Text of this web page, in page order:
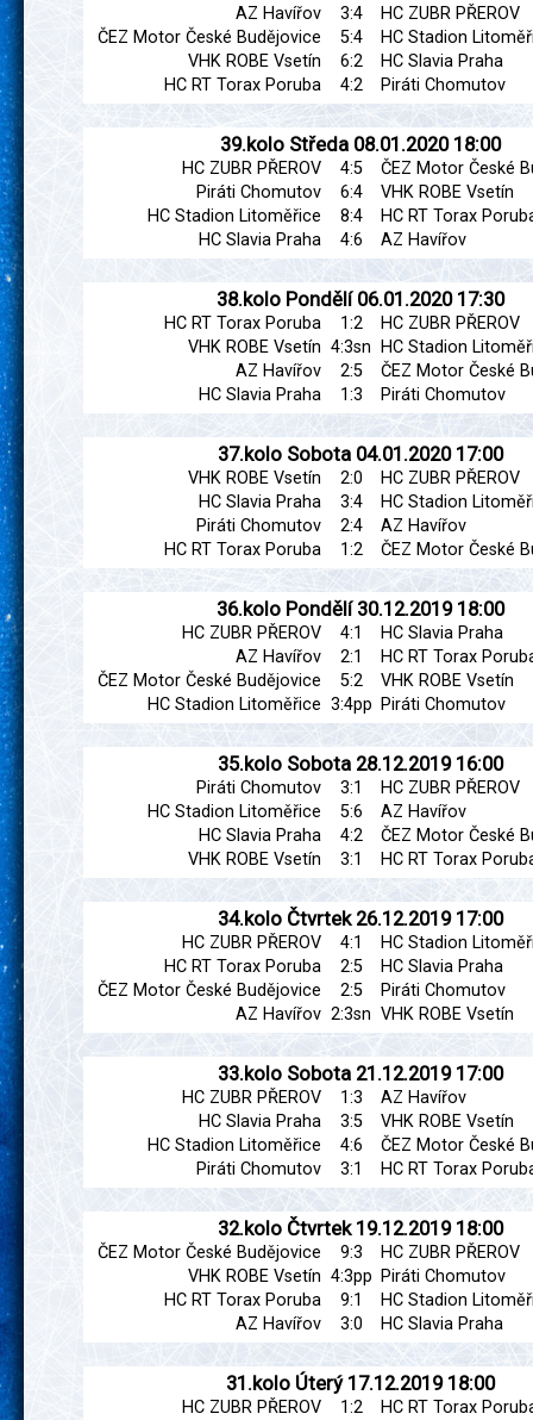
AZ Havířov 3:4
HC ZUBR PŘEROV
ČEZ Motor České Budějovice
5:4
HC Stadion
VHK ROBE Vsetín
6:2
HC Slavia Praha
HC RT Torax Poruba
4:2 Piráti Chomutov
39.kolo Středa 08.01.2020 18:00
HC ZUBR PŘEROV 4:5
ČEZ Motor České
Piráti Chomutov
6:4
VHK ROBE Vsetín
HC Stadion Litoměřice
8:4
HC RT Torax
HC Slavia Praha
4:6 AZ Havířov
38.kolo Pondělí 06.01.2020 17:30
HC RT Torax Poruba 1:2
HC ZUBR PŘEROV
VHK ROBE Vsetín 4:3sn
HC Stadion
AZ Havířov
2:5
ČEZ Motor České
HC Slavia Praha
1:3 Piráti Chomutov
37.kolo Sobota 04.01.2020 17:00
VHK ROBE Vsetín 2:0
HC ZUBR PŘEROV
HC Slavia Praha
3:4
HC Stadion
Piráti Chomutov
2:4
AZ Havířov
HC RT Torax Poruba
1:2 ČEZ Motor České
36.kolo Pondělí 30.12.2019 18:00
HC ZUBR PŘEROV 4:1
HC Slavia Praha
AZ Havířov
2:1
HC RT Torax
ČEZ Motor České Budějovice
5:2
VHK ROBE Vsetín
HC Stadion Litoměřice 3:4pp Piráti Chomutov
35.kolo Sobota 28.12.2019 16:00
Piráti Chomutov 3:1
HC ZUBR PŘEROV
HC Stadion Litoměřice
5:6
AZ Havířov
HC Slavia Praha
4:2
ČEZ Motor České
VHK ROBE Vsetín
3:1 HC RT Torax
34.kolo Čtvrtek 26.12.2019 17:00
HC ZUBR PŘEROV 4:1
HC Stadion
HC RT Torax Poruba
2:5
HC Slavia Praha
ČEZ Motor České Budějovice
2:5
Piráti Chomutov
AZ Havířov 2:3sn VHK ROBE Vsetín
33.kolo Sobota 21.12.2019 17:00
HC ZUBR PŘEROV 1:3
AZ Havířov
HC Slavia Praha
3:5
VHK ROBE Vsetín
HC Stadion Litoměřice
4:6
ČEZ Motor České
Piráti Chomutov
3:1 HC RT Torax
32.kolo Čtvrtek 19.12.2019 18:00
ČEZ Motor České Budějovice 9:3
HC ZUBR PŘEROV
VHK ROBE Vsetín 4:3pp Piráti Chomutov
HC RT Torax Poruba
9:1
HC Stadion
AZ Havířov
3:0 HC Slavia Praha
31.kolo Úterý 17.12.2019 18:00
HC ZUBR PŘEROV 1:2
HC RT Torax